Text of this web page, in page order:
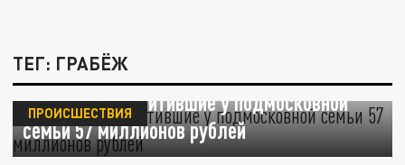
ТЕГ: ГРАБЁЖ
Задержаны похитившие у подмосковной
семьи 57 миллионов рублей
ПРОИСШЕСТВИЯ